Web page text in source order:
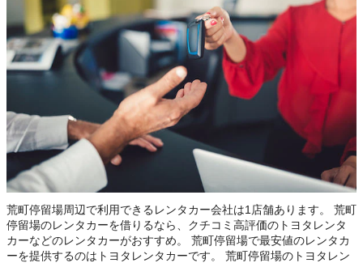
荒町停留場周辺で利用できるレンタカー会社は1店舗あります。 荒町
停留場のレンタカーを借りるなら、クチコミ高評価のトヨタレンタ
カーなどのレンタカーがおすすめ。 荒町停留場で最安値のレンタカ
ーを提供するのはトヨタレンタカーです。 荒町停留場のトヨタレン